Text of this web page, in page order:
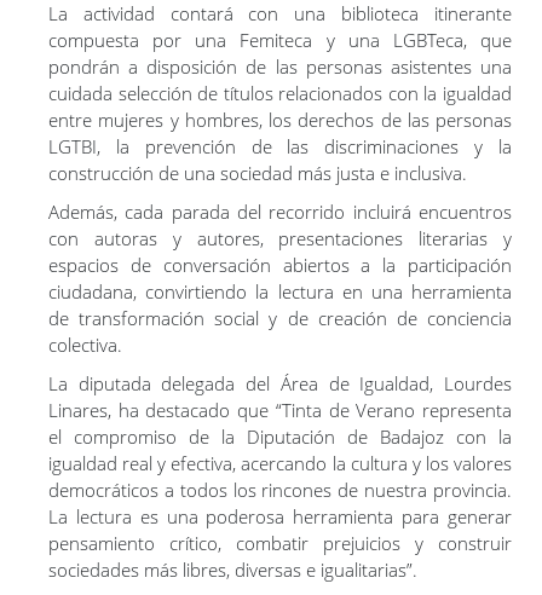
La actividad contará con una biblioteca itinerante
compuesta por una Femiteca y una LGBTeca, que
pondrán a disposición de las personas asistentes una
cuidada selección de títulos relacionados con la igualdad
entre mujeres y hombres, los derechos de las personas
LGTBI, la prevención de las discriminaciones y la
construcción de una sociedad más justa e inclusiva.
Además, cada parada del recorrido incluirá encuentros
con autoras y autores, presentaciones literarias y
espacios de conversación abiertos a la participación
ciudadana, convirtiendo la lectura en una herramienta
de transformación social y de creación de conciencia
colectiva.
La diputada delegada del Área de Igualdad, Lourdes
Linares, ha destacado que “Tinta de Verano representa
el compromiso de la Diputación de Badajoz con la
igualdad real y efectiva, acercando la cultura y los valores
democráticos a todos los rincones de nuestra provincia.
La lectura es una poderosa herramienta para generar
pensamiento crítico, combatir prejuicios y construir
sociedades más libres, diversas e igualitarias”.